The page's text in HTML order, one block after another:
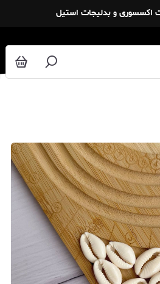
اکسسوری و بدلیجات استیل